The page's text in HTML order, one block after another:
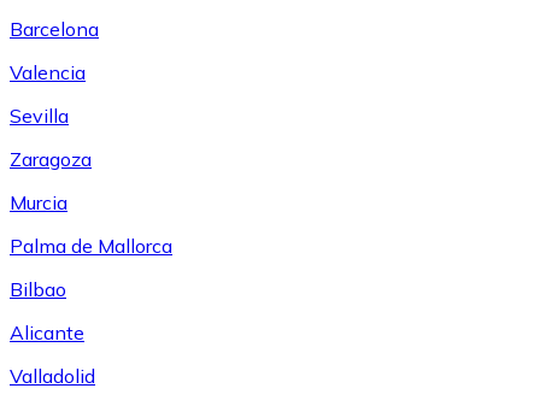
Barcelona
Valencia
Sevilla
Zaragoza
Murcia
Palma de Mallorca
Bilbao
Alicante
Valladolid